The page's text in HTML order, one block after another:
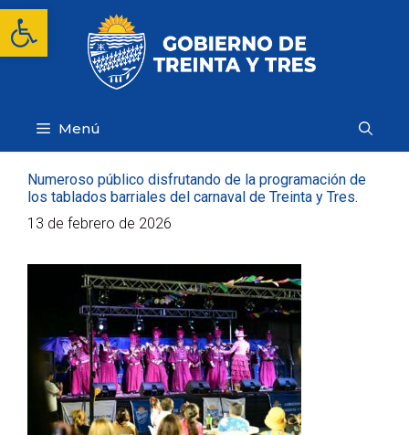
Abrir barra de herramientas
Saltar
contenido
Menú
Numeroso público disfrutando de la programación de
los tablados barriales del carnaval de Treinta y Tres.
13 de febrero de 2026